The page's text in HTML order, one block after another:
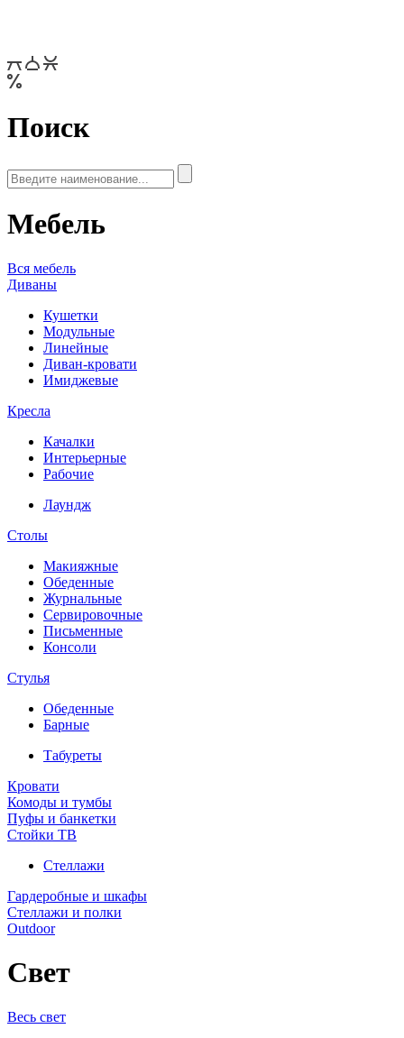
Поиск
Мебель
Вся мебель
Диваны
Кушетки
Модульные
Линейные
Диван-кровати
Имиджевые
Кресла
Качалки
Интерьерные
Рабочие
Лаундж
Столы
Макияжные
Обеденные
Журнальные
Сервировочные
Письменные
Консоли
Стулья
Обеденные
Барные
Табуреты
Кровати
Комоды и тумбы
Пуфы и банкетки
Стойки ТВ
Стеллажи
Гардеробные и шкафы
Стеллажи и полки
Outdoor
Свет
Весь свет